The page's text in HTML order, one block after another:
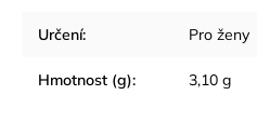
Určení: Pro ženy
Hmotnost (g): 3,10 g